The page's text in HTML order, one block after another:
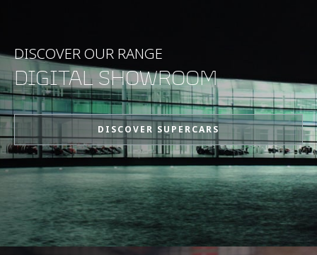
DISCOVER OUR RANGE
DIGITAL SHOWROOM
DISCOVER SUPERCARS